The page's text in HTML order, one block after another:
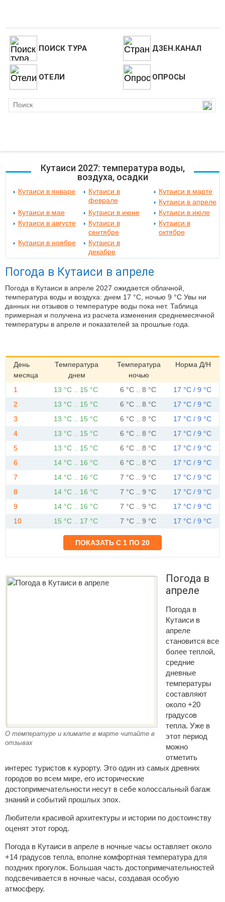
ПОИСК ТУРА ДЗЕН.КАНАЛ
ОТЕЛИ ОПРОСЫ
Кутаиси 2027: температура воды,
воздуха, осадки
Кутаиси в январе
Кутаиси в
феврале
Кутаиси в марте
Кутаиси в апреле
Кутаиси в мае
Кутаиси в июне
Кутаиси в июле
Кутаиси в августе
Кутаиси в
сентябре
Кутаиси в
октябре
Кутаиси в ноябре
Кутаиси в
декабре
Погода в Кутаиси в апреле
Погода в Кутаиси в апреле 2027 ожидается облачной,
температура воды и воздуха: днем 17 °C, ночью 9 °C Увы ни
данных ни отзывов о температуре воды пока нет. Таблица
примерная и получена из расчета изменения среднемесячной
температуры в апреле и показателей за прошлые года.
День
месяца
Температура
днем
Температура
ночью
Норма Д/Н
1 13 °C .. 15 °C 6 °C .. 8 °C
17 °C / 9 °C
2
13 °C .. 15 °C 6 °C .. 8 °C
17 °C / 9 °C
3
13 °C .. 15 °C 6 °C .. 8 °C
17 °C / 9 °C
4
13 °C .. 15 °C 6 °C .. 8 °C
17 °C / 9 °C
5
13 °C .. 15 °C 6 °C .. 8 °C
17 °C / 9 °C
6
14 °C .. 16 °C 6 °C .. 8 °C
17 °C / 9 °C
7
14 °C .. 16 °C 7 °C .. 9 °C
17 °C / 9 °C
8
14 °C .. 16 °C 7 °C .. 9 °C
17 °C / 9 °C
9
14 °C .. 16 °C 7 °C .. 9 °C
17 °C / 9 °C
10
15 °C .. 17 °C 7 °C .. 9 °C 17 °C / 9 °C
О температуре и климате в марте читайте в
отзывах
Погода в
апреле
Погода в
Кутаиси в
апреле
становится все
более теплой,
средние
дневные
температуры
составляют
около +20
градусов
тепла. Уже в
этот период
можно
отметить
интерес туристов к курорту. Это один из самых древних
городов во всем мире, его исторические
достопримечательности несут в себе колоссальный багаж
знаний и событий прошлых эпох.
Любители красивой архитектуры и истории по достоинству
оценят этот город.
Погода в Кутаиси в апреле в ночные часы оставляет около
+14 градусов тепла, вполне комфортная температура для
поздних прогулок. Большая часть достопримечательностей
подсвечивается в ночные часы, создавая особую
атмосферу.